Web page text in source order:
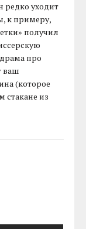
редко уходит
к примеру,
получил
про
ваш
(которое
стакане из